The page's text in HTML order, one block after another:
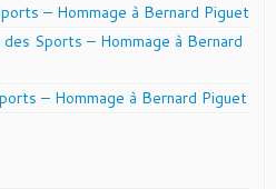
– Hommage à Bernard Piguet
des Sports – Hommage à Bernard
– Hommage à Bernard Piguet